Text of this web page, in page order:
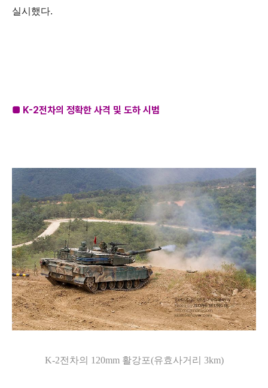
실시했다.
■ K-2전차의 정확한 사격 및 도하 시범
K-2전차의 120mm 활강포(유효사거리 3km)